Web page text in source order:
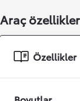
Araç
Özellikler